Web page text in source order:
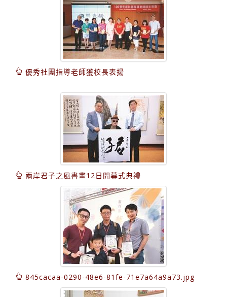
優秀社團指導老師獲校長表揚
兩岸君子之風書畫12日開幕式典禮
845cacaa-0290-48e6-81fe-71e7a64a9a73.jpg